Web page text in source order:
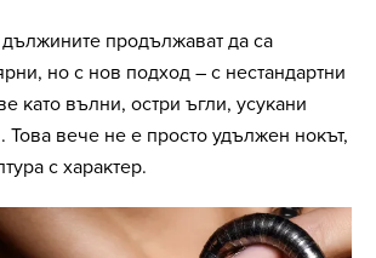
продължават да са
но с нов подход – с нестандартни
като вълни, остри ъгли, усукани
вече не е просто удължен нокът,
с характер.